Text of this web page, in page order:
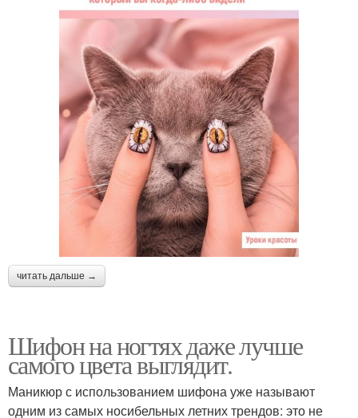
читать дальше →
Шифон на ногтях даже лучше
самого цвета выглядит.
Маникюр с использованием шифона уже называют
одним из самых носибельных летних трендов: это не